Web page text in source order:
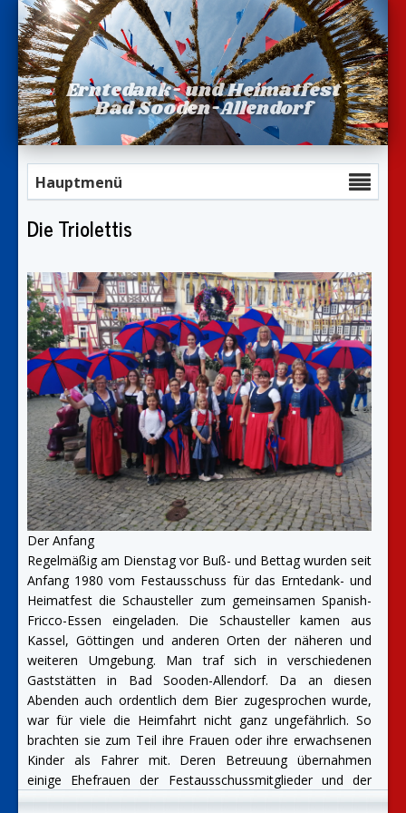
Erntedank- und Heimatfest
Bad Sooden-Allendorf
Hauptmenü
Die Triolettis
Der Anfang
Regelmäßig am Dienstag vor Buß- und Bettag wurden seit
Anfang 1980 vom Festausschuss für das Erntedank- und
Heimatfest die Schausteller zum gemeinsamen Spanish-
Fricco-Essen eingeladen. Die Schausteller kamen aus
Kassel, Göttingen und anderen Orten der näheren und
weiteren Umgebung. Man traf sich in verschiedenen
Gaststätten in Bad Sooden-Allendorf. Da an diesen
Abenden auch ordentlich dem Bier zugesprochen wurde,
war für viele die Heimfahrt nicht ganz ungefährlich. So
brachten sie zum Teil ihre Frauen oder ihre erwachsenen
Kinder als Fahrer mit. Deren Betreuung übernahmen
einige Ehefrauen der Festausschussmitglieder und der
Ehemaligen Erntekranzträger. Sie bewirteten die Gäste und